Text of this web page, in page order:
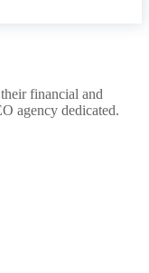
financial and
agency dedicated.